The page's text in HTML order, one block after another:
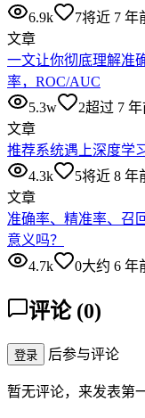
6.9k
7将近 7 年
文章
一文让你彻底理解准
率，ROC/AUC
5.3w
2超过 7
文章
推荐系统遇上深度学
4.3k
5将近 8 年
文章
准确率、精准率、召
意义吗？
4.7k
0大约 6 年
评论 (0)
登录 后参与评论
暂无评论，来发表第